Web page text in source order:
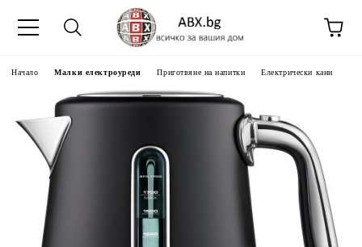
Начало Малки електроуреди Приготвяне на напитки Електрически кани